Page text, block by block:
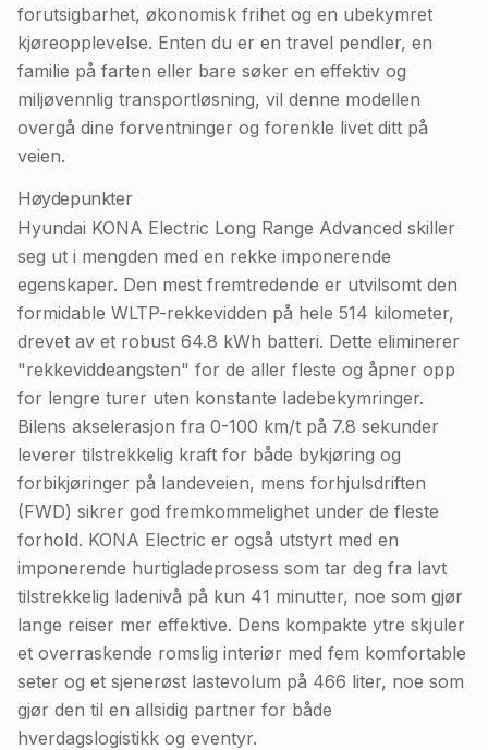
forutsigbarhet, økonomisk frihet og en ubekymret
kjøreopplevelse. Enten du er en travel pendler, en
familie på farten eller bare søker en effektiv og
miljøvennlig transportløsning, vil denne modellen
overgå dine forventninger og forenkle livet ditt på
veien.
Høydepunkter
Hyundai KONA Electric Long Range Advanced skiller
seg ut i mengden med en rekke imponerende
egenskaper. Den mest fremtredende er utvilsomt den
formidable WLTP-rekkevidden på hele 514 kilometer,
drevet av et robust 64.8 kWh batteri. Dette eliminerer
"rekkeviddeangsten" for de aller fleste og åpner opp
for lengre turer uten konstante ladebekymringer.
Bilens akselerasjon fra 0-100 km/t på 7.8 sekunder
leverer tilstrekkelig kraft for både bykjøring og
forbikjøringer på landeveien, mens forhjulsdriften
(FWD) sikrer god fremkommelighet under de fleste
forhold. KONA Electric er også utstyrt med en
imponerende hurtigladeprosess som tar deg fra lavt
tilstrekkelig ladenivå på kun 41 minutter, noe som gjør
lange reiser mer effektive. Dens kompakte ytre skjuler
et overraskende romslig interiør med fem komfortable
seter og et sjenerøst lastevolum på 466 liter, noe som
gjør den til en allsidig partner for både
hverdagslogistikk og eventyr.